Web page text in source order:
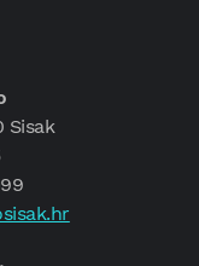
Sisak